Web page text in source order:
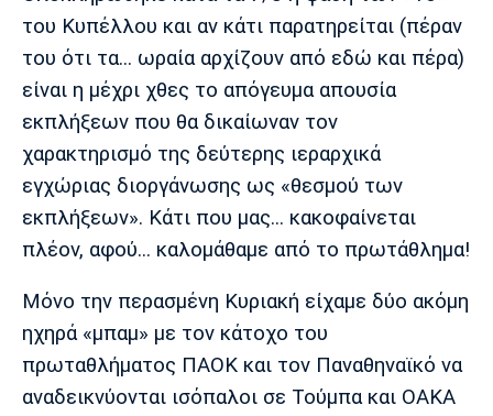
Πολιτισμός
Τραγούδια
Cine Spot
Running
Media
Πρόγραμμα TV
Ιωνικός Κηφισιά Πανσερραϊκός
Μπαρτσελόνα
Ρεάλ
Μαδρίτης
Ατλέτικο
Μαδρίτης
Μάντσεστερ
Γιουνάιτεντ
Τσέλσι Άρσεναλ
του Κυπέλλου και αν κάτι παρατηρείται (πέραν
του ότι τα... ωραία αρχίζουν από εδώ και πέρα)
είναι η μέχρι χθες το απόγευμα απουσία
εκπλήξεων που θα δικαίωναν τον
χαρακτηρισμό της δεύτερης ιεραρχικά
εγχώριας διοργάνωσης ως «θεσμού των
εκπλήξεων». Κάτι που μας... κακοφαίνεται
πλέον, αφού... καλομάθαμε από το πρωτάθλημα!
Mόνο την περασμένη Κυριακή είχαμε δύο ακόμη
ηχηρά «μπαμ» με τον κάτοχο του
πρωταθλήματος ΠΑΟΚ και τον Παναθηναϊκό να
αναδεικνύονται ισόπαλοι σε Τούμπα και ΟΑΚΑ